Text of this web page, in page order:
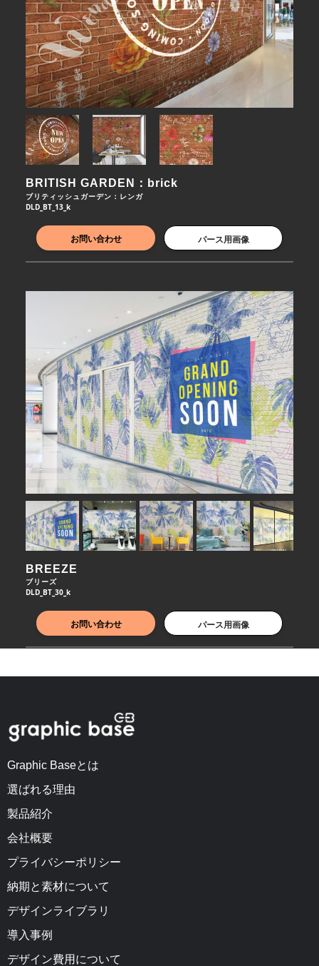
BRITISH GARDEN：brick
ブリティッシュガーデン：レンガ
DLD_BT_13_k
お問い合わせ パース用画像
BREEZE
ブリーズ
DLD_BT_30_k
お問い合わせ パース用画像
Graphic Baseとは
選ばれる理由
製品紹介
会社概要
プライバシーポリシー
納期と素材について
デザインライブラリ
導入事例
デザイン費用について